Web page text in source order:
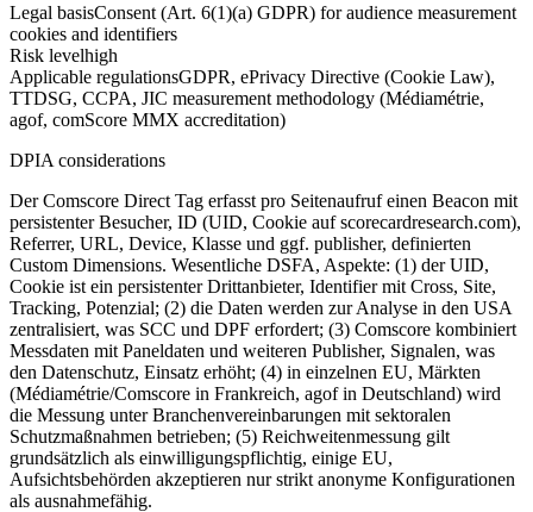
Legal basisConsent (Art. 6(1)(a) GDPR) for audience measurement
cookies and identifiers
Risk levelhigh
Applicable regulationsGDPR, ePrivacy Directive (Cookie Law),
TTDSG, CCPA, JIC measurement methodology (Médiamétrie,
agof, comScore MMX accreditation)
DPIA considerations
Der Comscore Direct Tag erfasst pro Seitenaufruf einen Beacon mit
persistenter Besucher, ID (UID, Cookie auf scorecardresearch.com),
Referrer, URL, Device, Klasse und ggf. publisher, definierten
Custom Dimensions. Wesentliche DSFA, Aspekte: (1) der UID,
Cookie ist ein persistenter Drittanbieter, Identifier mit Cross, Site,
Tracking, Potenzial; (2) die Daten werden zur Analyse in den USA
zentralisiert, was SCC und DPF erfordert; (3) Comscore kombiniert
Messdaten mit Paneldaten und weiteren Publisher, Signalen, was
den Datenschutz, Einsatz erhöht; (4) in einzelnen EU, Märkten
(Médiamétrie/Comscore in Frankreich, agof in Deutschland) wird
die Messung unter Branchenvereinbarungen mit sektoralen
Schutzmaßnahmen betrieben; (5) Reichweitenmessung gilt
grundsätzlich als einwilligungspflichtig, einige EU,
Aufsichtsbehörden akzeptieren nur strikt anonyme Konfigurationen
als ausnahmefähig.